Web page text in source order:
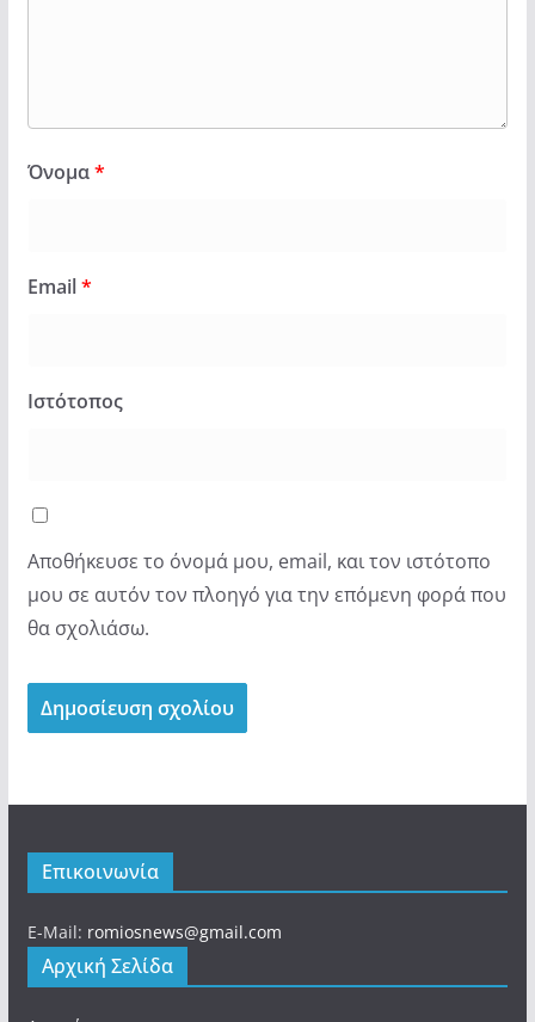
Όνομα*
Email*
Ιστότοπος
Αποθήκευσε το όνομά μου, email, και τον ιστότοπο
μου σε αυτόν τον πλοηγό για την επόμενη φορά που
θα σχολιάσω.
Επικοινωνία
E-Mail: romiosnews@gmail.com
Αρχική Σελίδα